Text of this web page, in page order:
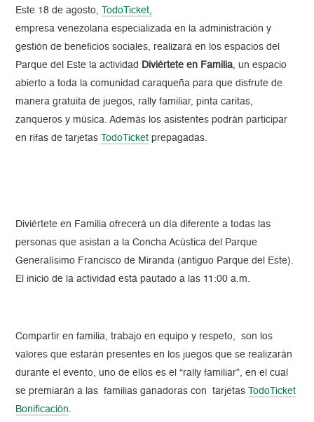
Este 18 de agosto,
TodoTicket,
empresa venezolana especializada en la administración y
gestión de beneficios sociales, realizará en los espacios del
Parque del Este la actividad
Diviértete en Familia, un espacio
abierto a toda la comunidad caraqueña para que disfrute de
manera gratuita de juegos, rally familiar, pinta caritas,
zanqueros y música. Además los asistentes podrán participar
en rifas de tarjetas
TodoTicket prepagadas.
Diviértete en Familia ofrecerá un día diferente a todas las
personas que asistan a la Concha Acústica del Parque
Generalísimo Francisco de Miranda (antiguo Parque del Este).
El inicio de la actividad está pautado a las 11:00 a.m.
Compartir en familia, trabajo en equipo y respeto, son los
valores que estarán presentes en los juegos que se realizarán
durante el evento, uno de ellos es el “rally familiar”, en el cual
se premiarán a las familias ganadoras con tarjetas
TodoTicket
Bonificación.